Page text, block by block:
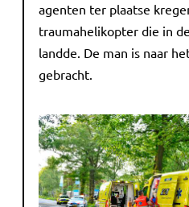
agenten ter plaatse
traumahelikopter die in
landde. De man is naar
gebracht.